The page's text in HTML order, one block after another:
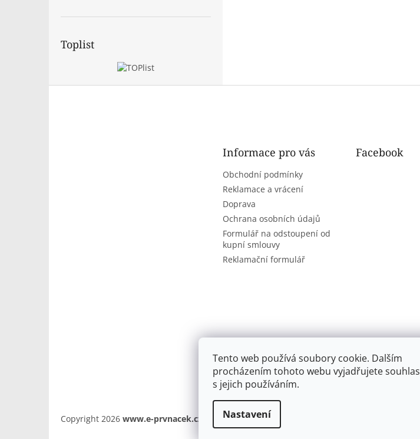
Tento web používá soubory cookie. Dalším
procházením tohoto webu vyjadřujete souhlas
s jejich používáním.
Nastavení
Toplist
Informace pro vás
Obchodní podmínky
Reklamace a vrácení
Doprava
Ochrana osobních údajů
Formulář na odstoupení od
kupní smlouvy
Reklamační formulář
Facebook
Copyright 2026 www.e-prvnacek.cz . Všechna práva vyhrazena.